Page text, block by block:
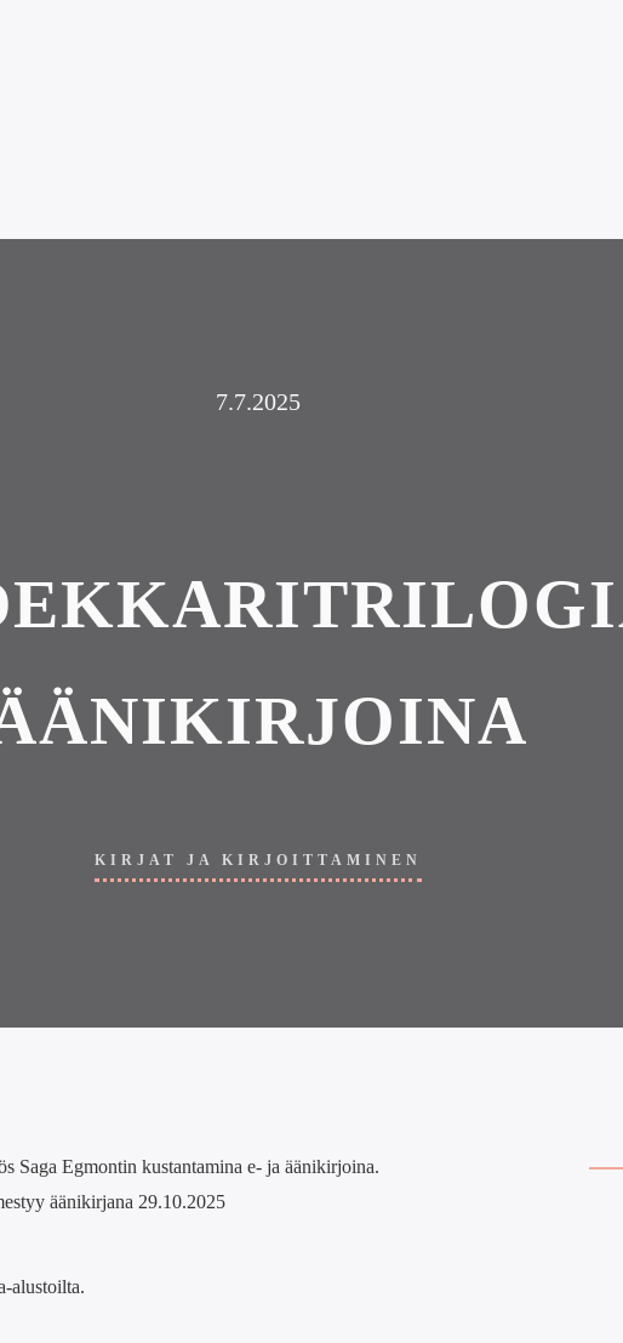
7.7.2025
KIRJAT JA KIRJOITTAMINEN
Saga Egmontin kustantamina e- ja äänikirjoina.
äänikirjana 29.10.2025
alustoilta.